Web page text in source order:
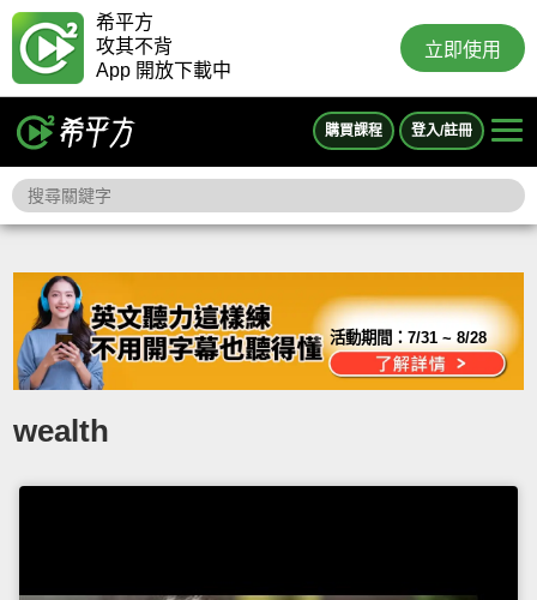
希平方
攻其不背
App 開放下載中
立即使用
購買課程 登入/註冊
活動期間：7/31 ~ 8/28
wealth